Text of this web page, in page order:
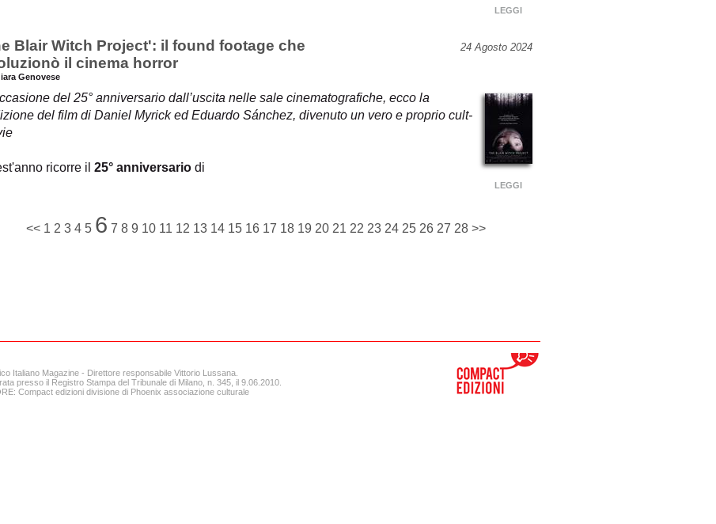
LEGGI
Blair Witch Project': il found footage che
il cinema horror
24 Agosto 2024
Genovese
del 25° anniversario dall’uscita nelle sale cinematografiche, ecco la
del film di Daniel Myrick ed Eduardo Sánchez, divenuto un vero e proprio cult-
ricorre il 25° anniversario di
LEGGI
<< 1 2 3 4 5 6 7 8 9 10 11 12 13 14 15 16 17 18 19 20 21 22 23 24 25 26 27 28 >>
Italiano Magazine - Direttore responsabile Vittorio Lussana.
presso il Registro Stampa del Tribunale di Milano, n. 345, il 9.06.2010.
Compact edizioni divisione di Phoenix associazione culturale